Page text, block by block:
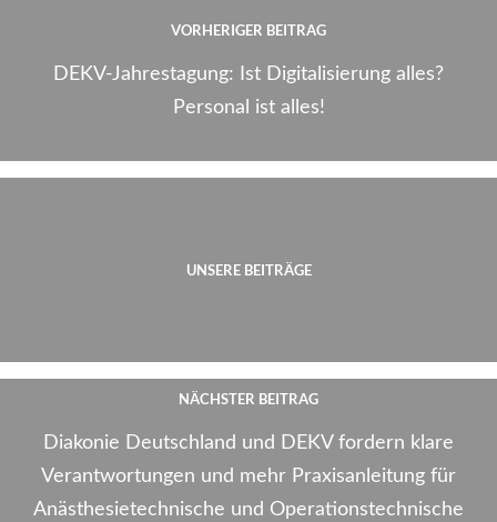
VORHERIGER BEITRAG
DEKV-Jahrestagung: Ist Digitalisierung alles?
Personal ist alles!
UNSERE BEITRÄGE
NÄCHSTER BEITRAG
Diakonie Deutschland und DEKV fordern klare
Verantwortungen und mehr Praxisanleitung für
Anästhesietechnische und Operationstechnische